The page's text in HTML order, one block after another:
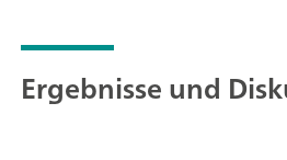
Ergebnisse und